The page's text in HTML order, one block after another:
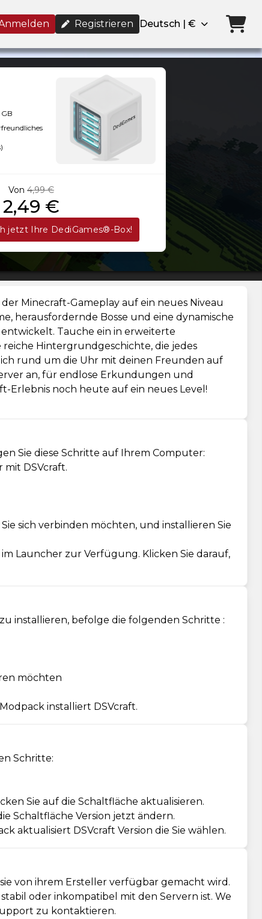
Anmelden Registrieren Deutsch | €
Von 4,99 €
2,49 €
jetzt Ihre DediGames®-Box!
Minecraft-Gameplay auf ein neues Niveau
herausfordernde Bosse und eine dynamische
Tauche ein in erweiterte
Hintergrundgeschichte, die jedes
rund um die Uhr mit deinen Freunden auf
an, für endlose Erkundungen und
Erlebnis noch heute auf ein neues Level!
Sie diese Schritte auf Ihrem Computer:
DSVcraft.
sich verbinden möchten, und installieren Sie
Launcher zur Verfügung. Klicken Sie darauf,
installieren, befolge die folgenden Schritte :
möchten
installiert DSVcraft.
Schritte:
Sie auf die Schaltfläche aktualisieren.
Schaltfläche Version jetzt ändern.
aktualisiert DSVcraft Version die Sie wählen.
von ihrem Ersteller verfügbar gemacht wird.
oder inkompatibel mit den Servern ist. We
zu kontaktieren.